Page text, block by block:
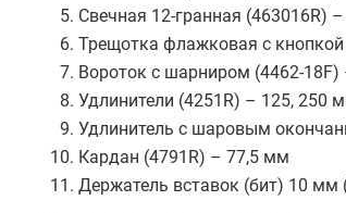
Свечная 12-гранная (463016R)
Трещотка флажковая с
Вороток с шарниром (4462-
Удлинители (4251R) – 125, 250
Удлинитель с шаровым
Кардан (4791R) – 77,5 мм
Держатель вставок (бит) 10